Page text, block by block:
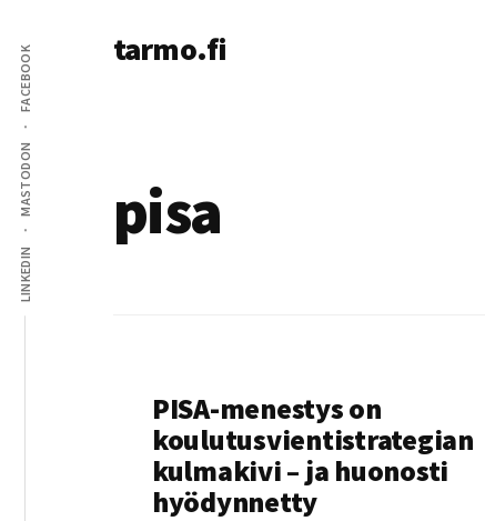
main
content
menu
LINKEDIN
MASTODON
FACEBOOK tarmo.fi
technology,
psychology,
pisa
PISA-menestys on
koulutusvientistrategian
kulmakivi – ja huonosti
hyödynnetty